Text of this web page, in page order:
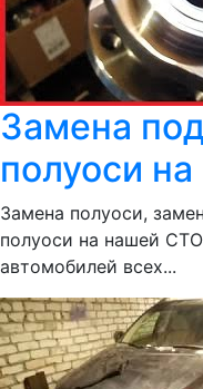
Замена
полуоси
Замена полуоси,
полуоси на нашей
автомобилей всех...